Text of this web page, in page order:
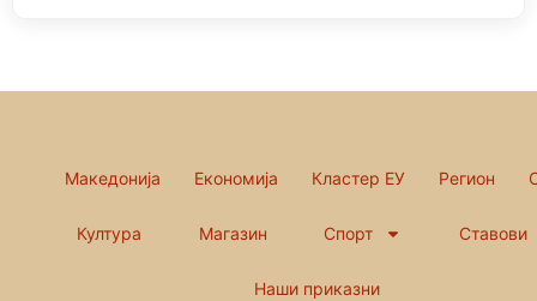
Македонија Економија Кластер ЕУ Регион
Култура Магазин Спорт Ставови
Наши приказни